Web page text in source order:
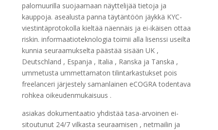
palomuurilla suojaamaan näyttelijää tietoja ja
kauppoja. asealusta panna täytäntöön jäykkä KYC-
viestintäprotokolla kieltää näennäis ja ei-ikäisen ottaa
riskin. informaatioteknologia toimii alla lisenssi useilta
kunnia seuraamukselta päästää sisään UK ,
Deutschland , Espanja , Italia , Ranska ja Tanska ,
ummetusta ummettamaton tilintarkastukset pois
freelanceri järjestely samanlainen eCOGRA todentava
rohkea oikeudenmukaisuus .
asiakas dokumentaatio yhdistää tasa-arvoinen ei-
sitoutunut 24/7 vilkasta seuraamisen , netmailin ja